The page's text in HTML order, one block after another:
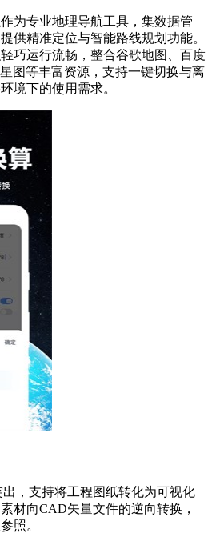
作为专业地理导航工具，集数据管
供精准定位与智能路线规划功能。
巧运行流畅，整合谷歌地图、百度
图等丰富资源，支持一键切换与离
境下的使用需求。
，支持将工程图纸转化为可视化
材向CAD矢量文件的逆向转换，
照。